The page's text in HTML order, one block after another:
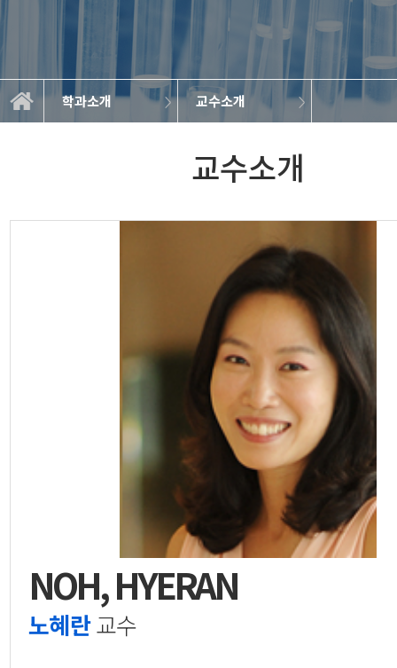
학과소개 교수소개
학과소개
교과과정
정보광장
바이오메디컬학과
학과소개영상
교수소개
졸업 후 진로
입학준비
오시는길
교수소개
NOH, HYERAN
노혜란교수